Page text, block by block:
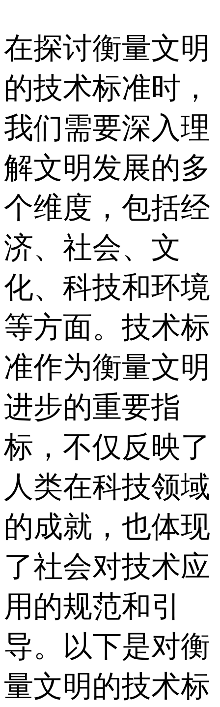
在探讨衡量文明
的技术标准时，
我们需要深入理
解文明发展的多
个维度，包括经
济、社会、文
化、科技和环境
等方面。技术标
准作为衡量文明
进步的重要指
标，不仅反映了
人类在科技领域
的成就，也体现
了社会对技术应
用的规范和引
导。以下是对衡
量文明的技术标